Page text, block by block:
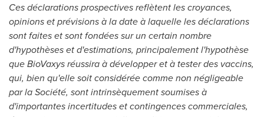
Ces déclarations prospectives reflètent les croyances,
opinions et prévisions à la date à laquelle les déclarations
sont faites et sont fondées sur un certain nombre
d'hypothèses et d'estimations, principalement l'hypothèse
que BioVaxys réussira à développer et à tester des vaccins,
qui, bien qu'elle soit considérée comme non négligeable
par la Société, sont intrinsèquement soumises à
d'importantes incertitudes et contingences commerciales,